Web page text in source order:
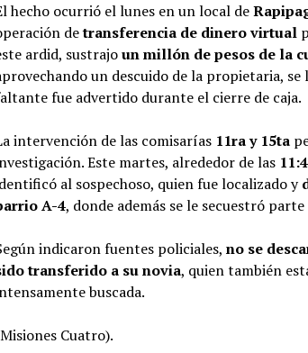
hecho ocurrió el lunes en un local de
detransferencia de dinero virtual
ardid, sustrajoun millón de pesos de la
un descuido de la propietaria, se
fue advertido durante el cierre de caja.
intervención de las comisarías 11ra y 15ta
Este martes, alrededor de las
al sospechoso, quien fue localizado y
A-4, donde además se le secuestró
indicaron fuentes policiales,no se
transferido a su novia, quien también
buscada.
Cuatro).